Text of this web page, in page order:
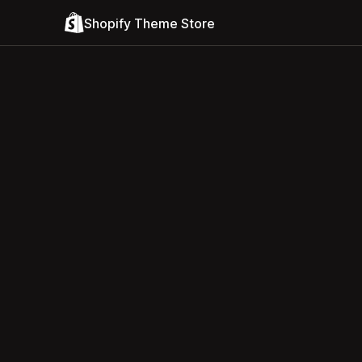
Shopify Theme Store